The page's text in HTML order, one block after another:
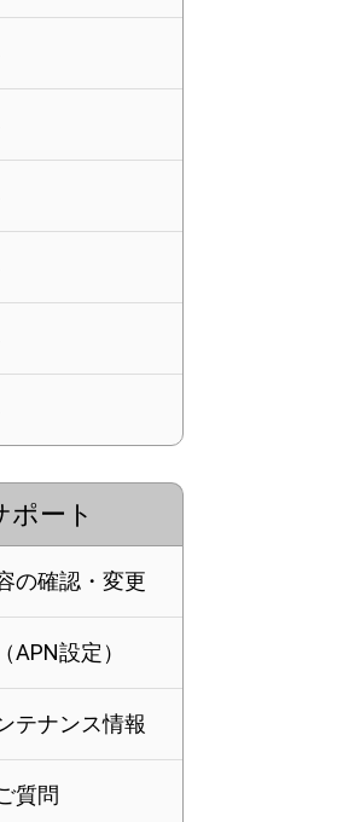
ポート
の確認・変更
APN設定）
テナンス情報
質問